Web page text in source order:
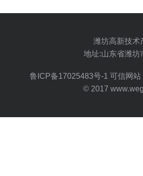
潍坊高新技术
地址:山东省潍坊
鲁ICP备17025483号-1 可信网
© 2017